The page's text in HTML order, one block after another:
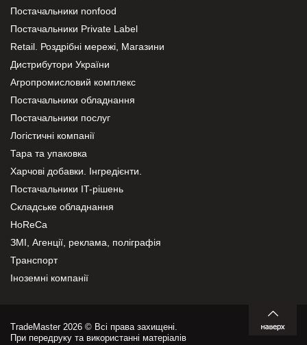
Постачальники nonfood
Постачальники Private Label
Retail. Роздрібні мережі, Магазини
Дистрибутори України
Агропромисловий комплекс
Постачальники обладнання
Постачальники послуг
Логістичні компанії
Тара та упаковка
Харчові добавки. Інгредієнти.
Постачальники IT-рішень
Складське обладнання
HoReCa
ЗМІ, Агенції, реклама, поліграфія
Транспорт
Іноземні компанії
TradeMaster 2026 © Всі права захищені.
При передруку та використанні матеріалів